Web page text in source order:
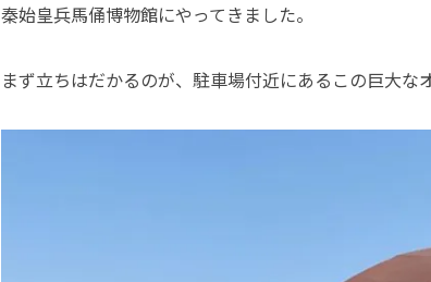
秦始皇兵馬俑博物館にやってきました。
まず立ちはだかるのが、駐車場付近にあるこの巨大な